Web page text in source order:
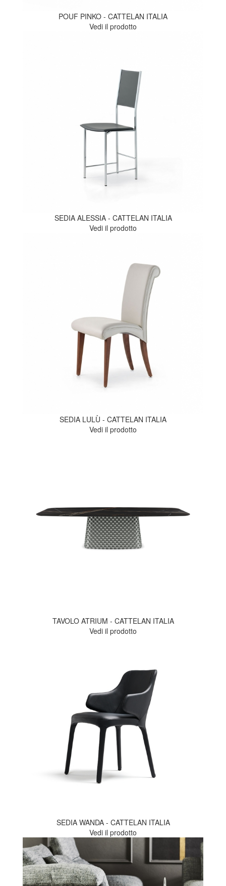
POUF PINKO - CATTELAN ITALIA
Vedi il prodotto
SEDIA ALESSIA - CATTELAN ITALIA
Vedi il prodotto
SEDIA LULÙ - CATTELAN ITALIA
Vedi il prodotto
TAVOLO ATRIUM - CATTELAN ITALIA
Vedi il prodotto
SEDIA WANDA - CATTELAN ITALIA
Vedi il prodotto